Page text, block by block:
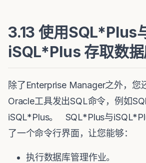
3.13 使用SQL*Plus
iSQL*Plus 存取数
除了Enterprise Manager之外，您
Oracle工具发出SQL命令，例如
iSQL*Plus。 SQL*Plus与
了一个命令行界面，让您能够：
执行数据库管理作业。